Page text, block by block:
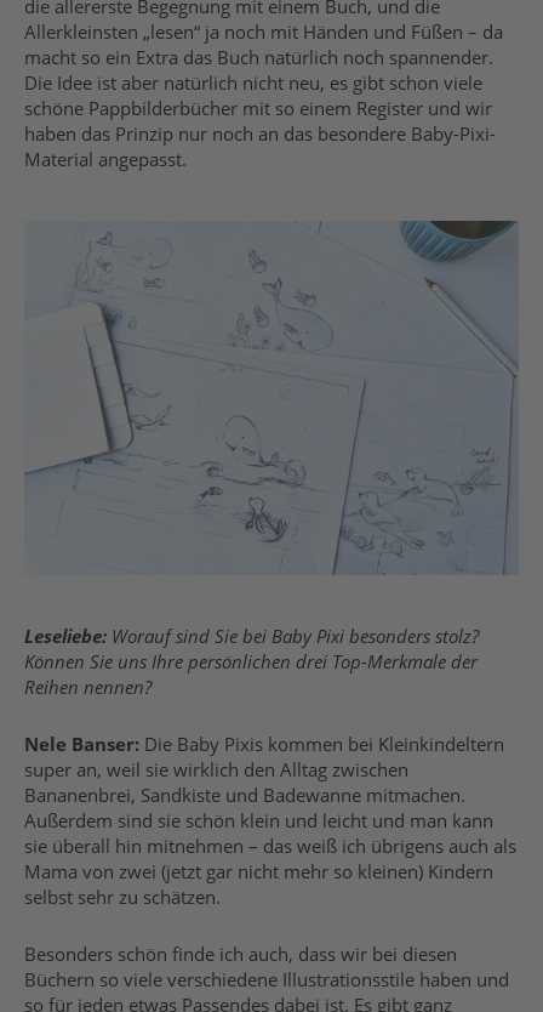
die allererste Begegnung mit einem Buch, und die
Allerkleinsten „lesen“ ja noch mit Händen und Füßen – da
macht so ein Extra das Buch natürlich noch spannender.
Die Idee ist aber natürlich nicht neu, es gibt schon viele
schöne Pappbilderbücher mit so einem Register und wir
haben das Prinzip nur noch an das besondere Baby-Pixi-
Material angepasst.
Leseliebe: Worauf sind Sie bei Baby Pixi besonders stolz?
Können Sie uns Ihre persönlichen drei Top-Merkmale der
Reihen nennen?
Nele Banser: Die Baby Pixis kommen bei Kleinkindeltern
super an, weil sie wirklich den Alltag zwischen
Bananenbrei, Sandkiste und Badewanne mitmachen.
Außerdem sind sie schön klein und leicht und man kann
sie überall hin mitnehmen – das weiß ich übrigens auch als
Mama von zwei (jetzt gar nicht mehr so kleinen) Kindern
selbst sehr zu schätzen.
Besonders schön finde ich auch, dass wir bei diesen
Büchern so viele verschiedene Illustrationsstile haben und
so für jeden etwas Passendes dabei ist. Es gibt ganz